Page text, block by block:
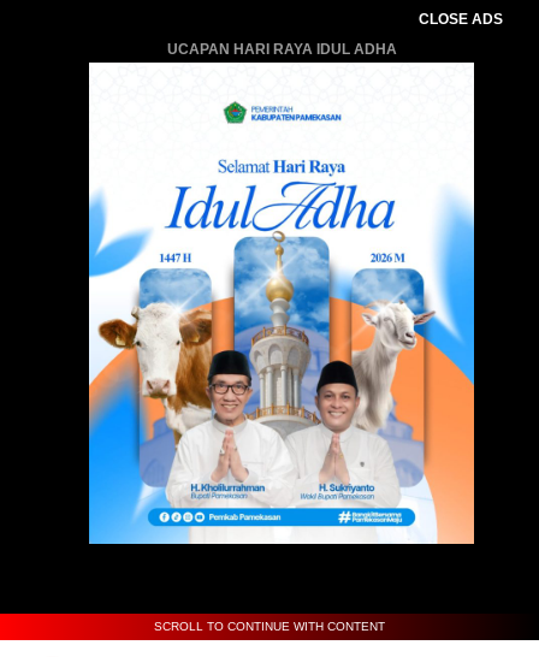
CLOSE ADS
UCAPAN HARI RAYA IDUL ADHA
SCROLL TO CONTINUE WITH CONTENT